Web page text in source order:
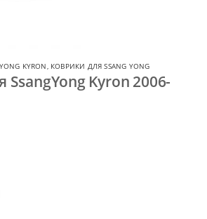
KYRON КОВРИКИ ДЛЯ SSANG YONG
SsangYong Kyron 2006-